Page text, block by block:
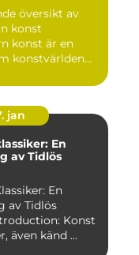
översikt av
konst
konst är en
konstvärlden
jan
En
av Tidlös
En
av Tidlös
även känd ...